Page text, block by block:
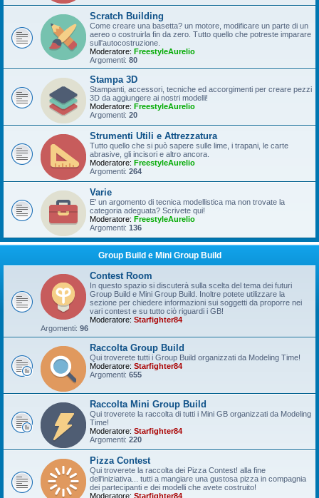
Scratch Building
Come creare una basetta? un motore, modificare un parte di un
aereo o costruirla fin da zero. Tutto quello che potreste imparare
sull'autocostruzione.
Moderatore: FreestyleAurelio
Argomenti: 80
Stampa 3D
Stampanti, accessori, tecniche ed accorgimenti per creare pezzi
3D da aggiungere ai nostri modelli!
Moderatore: FreestyleAurelio
Argomenti: 20
Strumenti Utili e Attrezzatura
Tutto quello che si può sapere sulle lime, i trapani, le carte
abrasive, gli incisori e altro ancora.
Moderatore: FreestyleAurelio
Argomenti: 264
Varie
E' un argomento di tecnica modellistica ma non trovate la
categoria adeguata? Scrivete qui!
Moderatore: FreestyleAurelio
Argomenti: 136
Group Build e Mini Group Build
Contest Room
In questo spazio si discuterà sulla scelta del tema dei futuri
Group Build e Mini Group Build. Inoltre potete utilizzare la
sezione per chiedere informazioni sui soggetti da proporre nei
vari contest e su tutto ciò riguardi i GB!
Moderatore: Starfighter84
Argomenti: 96
Raccolta Group Build
Qui troverete tutti i Group Build organizzati da Modeling Time!
Moderatore: Starfighter84
Argomenti: 655
Raccolta Mini Group Build
Qui troverete la raccolta di tutti i Mini GB organizzati da Modeling
Time!
Moderatore: Starfighter84
Argomenti: 220
Pizza Contest
Qui troverete la raccolta dei Pizza Contest! alla fine
dell'iniziativa... tutti a mangiare una gustosa pizza in compagnia
dei partecipanti e dei modelli che avete costruito!
Moderatore: Starfighter84